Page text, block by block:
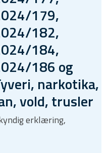
179,
182,
184,
186 og
narkotika,
vold, trusler
erklæring,